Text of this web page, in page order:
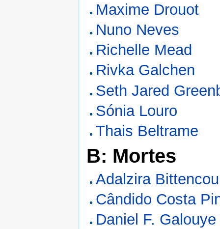
Maxime Drouot
Nuno Neves
Richelle Mead
Rivka Galchen
Seth Jared
Sónia Louro
Thais Beltrame
B: Mortes
Adalzira
Cândido Costa
Daniel F. Galouye